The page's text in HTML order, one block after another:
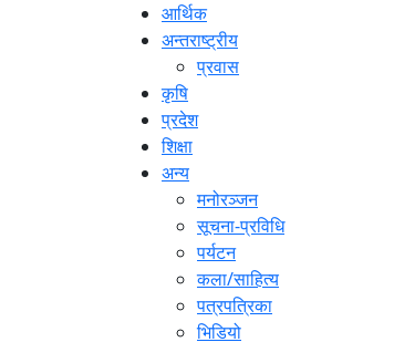
आर्थिक
अन्तराष्ट्रीय
प्रवास
कृषि
प्रदेश
शिक्षा
अन्य
मनोरञ्जन
सूचना-प्रविधि
पर्यटन
कला/साहित्य
पत्रपत्रिका
भिडियो